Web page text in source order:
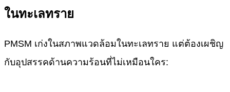
ในทะเลทราย
PMSM เก่งในสภาพแวดล้อมในทะเลทราย แต่ต้องเผชิญ
กับอุปสรรคด้านความร้อนที่ไม่เหมือนใคร: